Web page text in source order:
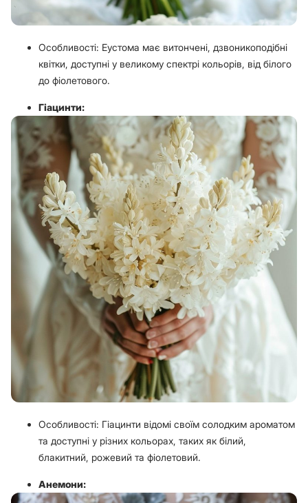
Особливості: Еустома має витончені, дзвоникоподібні
квітки, доступні у великому спектрі кольорів, від білого
до фіолетового.
Гіацинти:
Особливості: Гіацинти відомі своїм солодким ароматом
та доступні у різних кольорах, таких як білий,
блакитний, рожевий та фіолетовий.
Анемони: